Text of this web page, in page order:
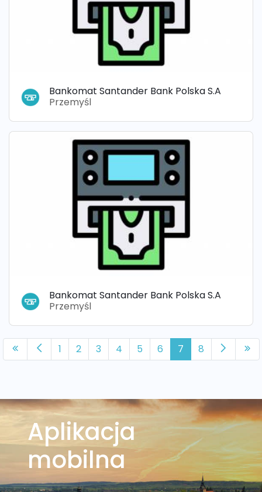
Bankomat Santander Bank Polska S.A
Przemyśl
Bankomat Santander Bank Polska S.A
Przemyśl
1 2 3 4 5 6 7 8
Aplikacja
mobilna